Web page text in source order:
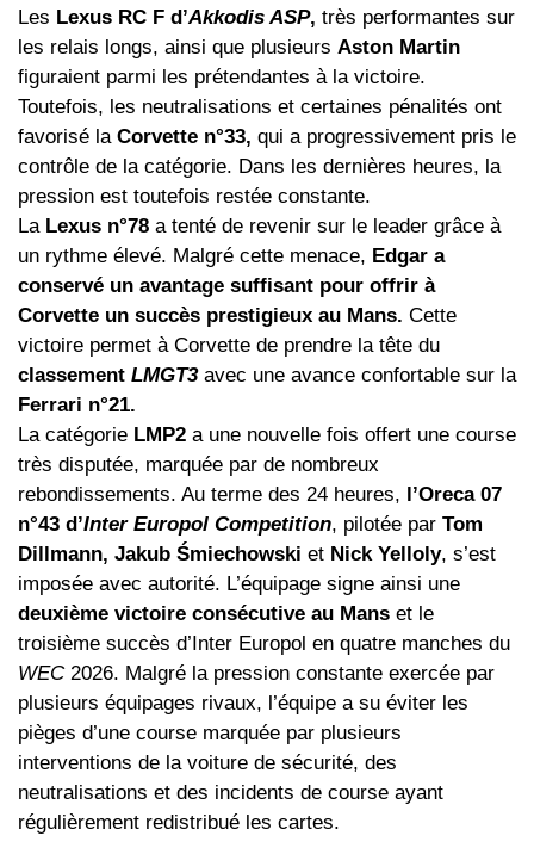
Les Lexus RC F d’Akkodis ASP, très performantes sur
les relais longs, ainsi que plusieurs Aston Martin
figuraient parmi les prétendantes à la victoire.
Toutefois, les neutralisations et certaines pénalités ont
favorisé la Corvette n°33, qui a progressivement pris le
contrôle de la catégorie. Dans les dernières heures, la
pression est toutefois restée constante.
La Lexus n°78 a tenté de revenir sur le leader grâce à
un rythme élevé. Malgré cette menace, Edgar a
conservé un avantage suffisant pour offrir à
Corvette un succès prestigieux au Mans. Cette
victoire permet à Corvette de prendre la tête du
classement LMGT3avec une avance confortable sur la
Ferrari n°21.
La catégorie LMP2 a une nouvelle fois offert une course
très disputée, marquée par de nombreux
rebondissements. Au terme des 24 heures, l’Oreca 07
n°43 d’Inter Europol Competition, pilotée par Tom
Dillmann, Jakub Śmiechowski et Nick Yelloly, s’est
imposée avec autorité. L’équipage signe ainsi une
deuxième victoire consécutive au Mans et le
troisième succès d’Inter Europol en quatre manches du
WEC2026. Malgré la pression constante exercée par
plusieurs équipages rivaux, l’équipe a su éviter les
pièges d’une course marquée par plusieurs
interventions de la voiture de sécurité, des
neutralisations et des incidents de course ayant
régulièrement redistribué les cartes.